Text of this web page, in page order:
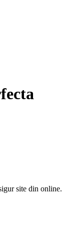
site din online.